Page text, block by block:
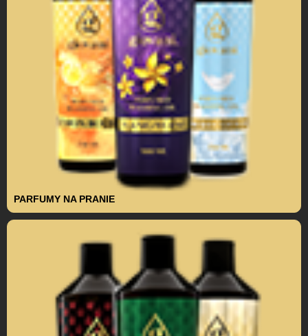
PARFUMY NA PRANIE